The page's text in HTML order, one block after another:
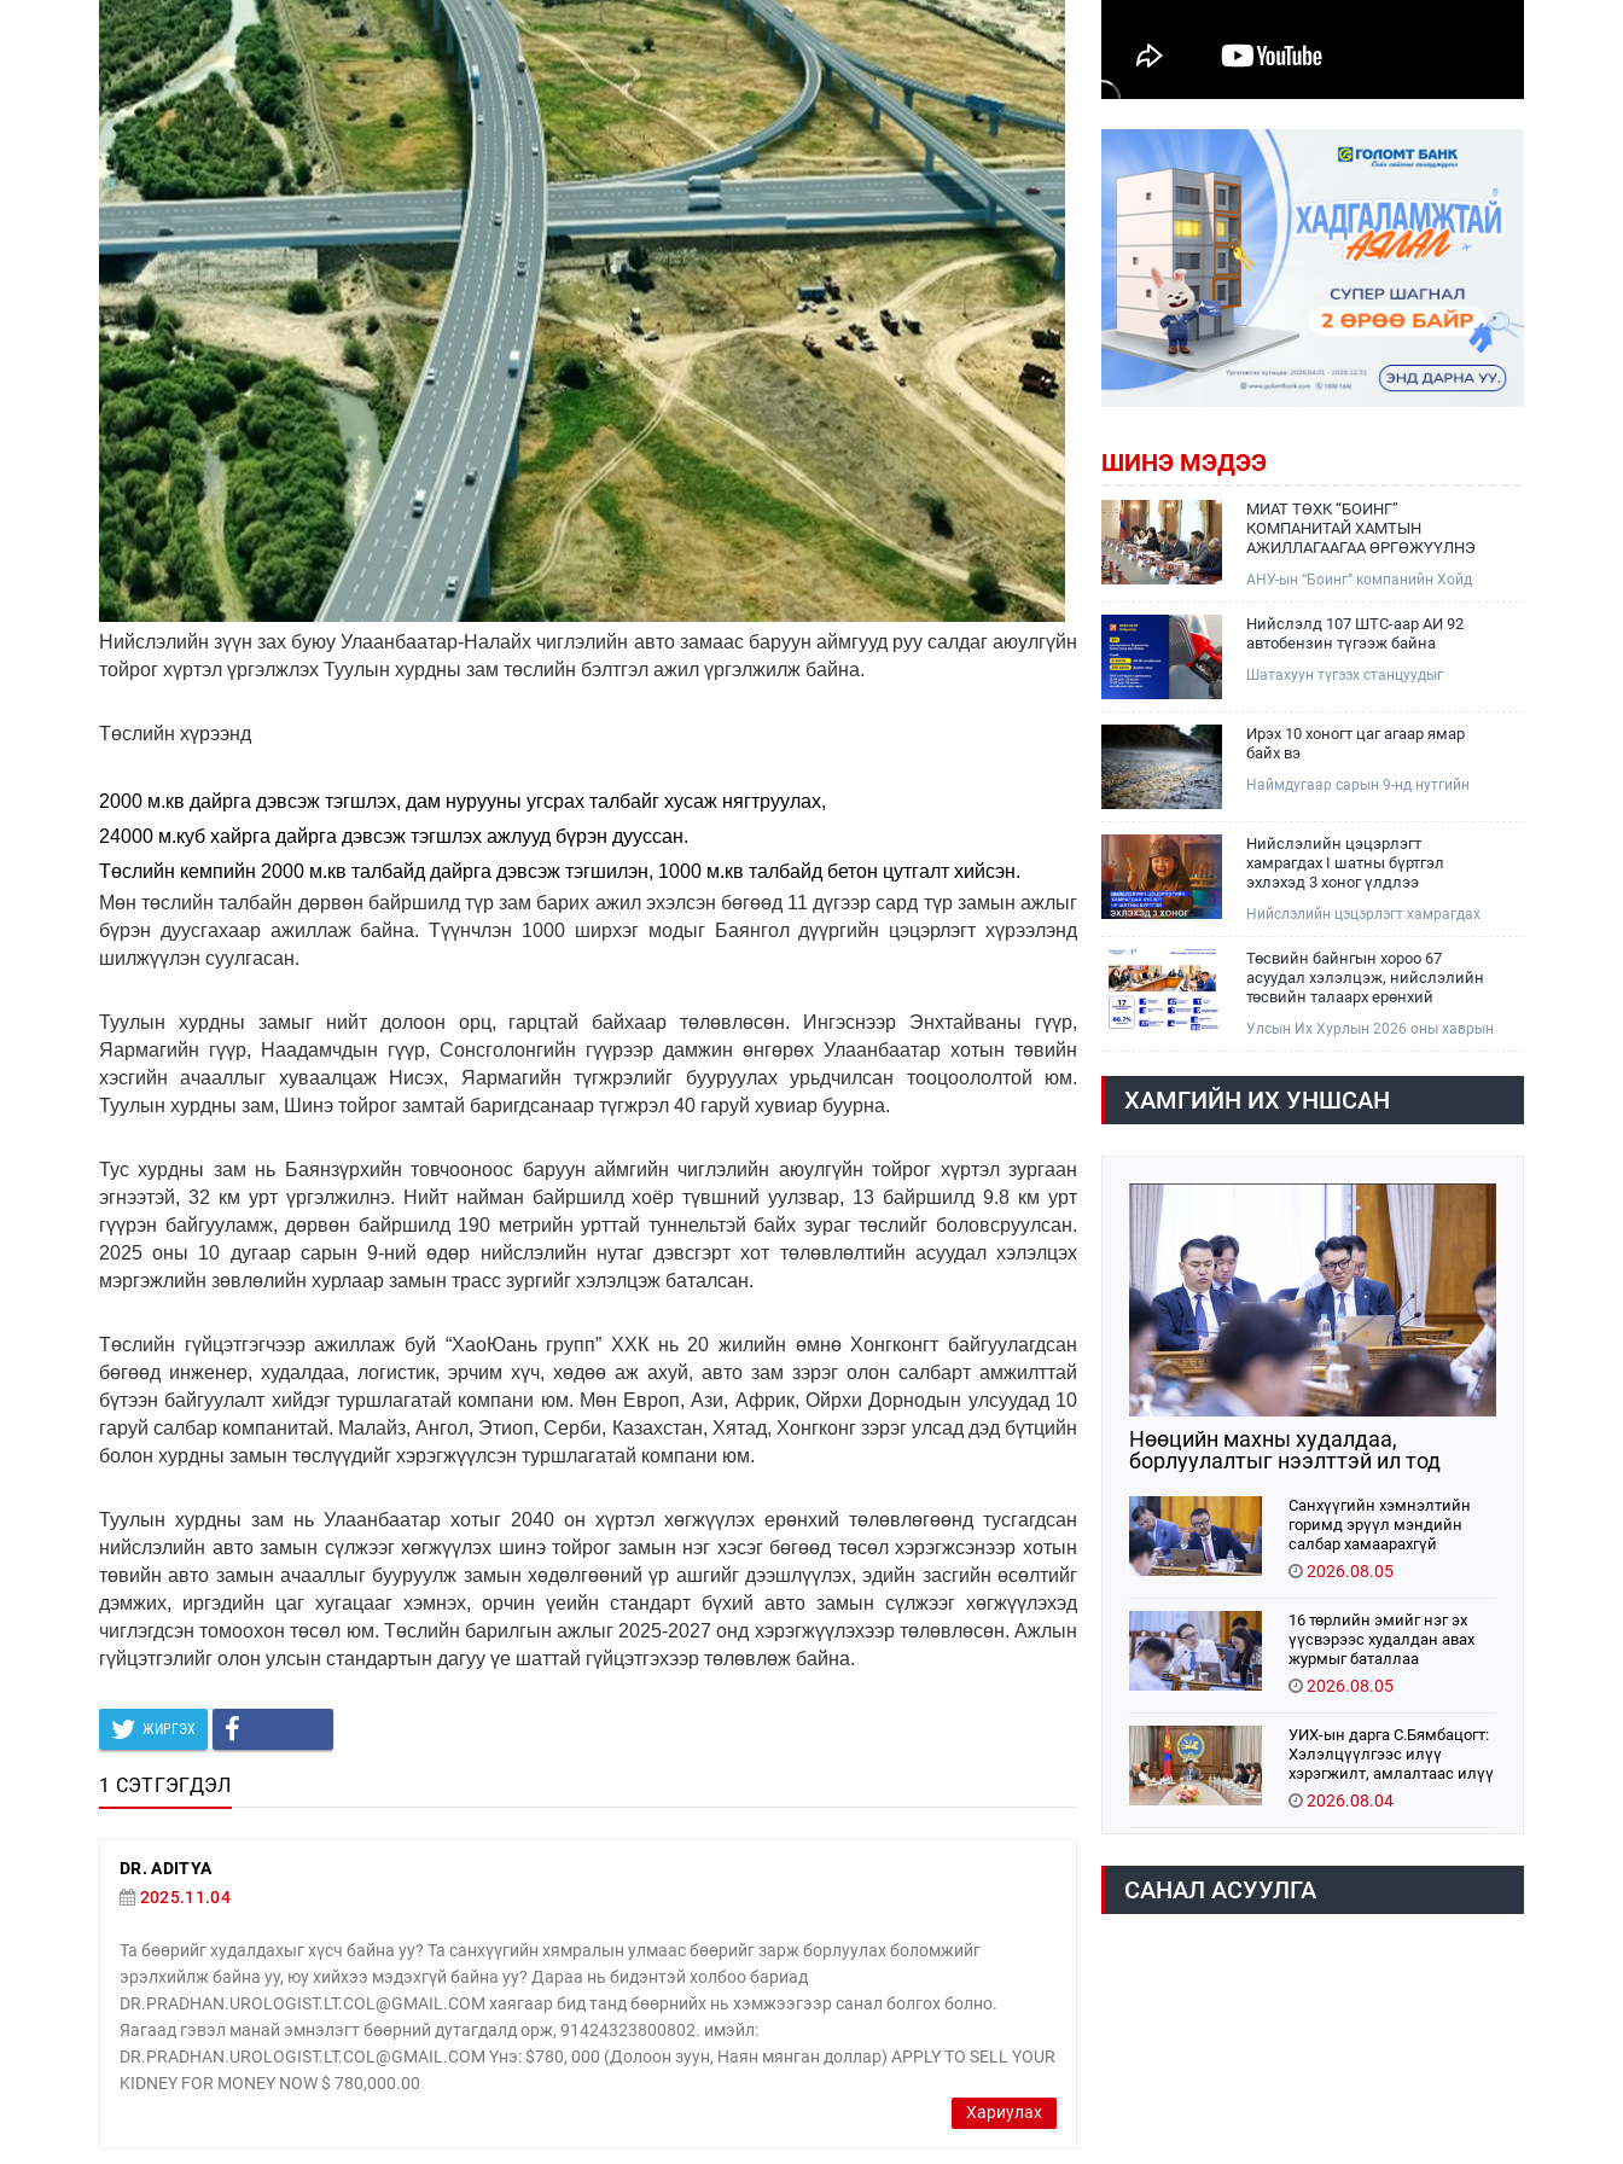
Нийслэлийн зүүн зах буюу Улаанбаатар-Налайх чиглэлийн авто замаас баруун аймгууд руу салдаг аюулгүйн
тойрог хүртэл үргэлжлэх Туулын хурдны зам төслийн бэлтгэл ажил үргэлжилж байна.
Төслийн хүрээнд
2000 м.кв дайрга дэвсэж тэгшлэх, дам нурууны угсрах талбайг хусаж нягтруулах,
24000 м.куб хайрга дайрга дэвсэж тэгшлэх ажлууд бүрэн дууссан.
Төслийн кемпийн 2000 м.кв талбайд дайрга дэвсэж тэгшилэн, 1000 м.кв талбайд бетон цутгалт хийсэн.
Мөн төслийн талбайн дөрвөн байршилд түр зам барих ажил эхэлсэн бөгөөд 11 дүгээр сард түр замын ажлыг
бүрэн дуусгахаар ажиллаж байна. Түүнчлэн 1000 ширхэг модыг Баянгол дүүргийн цэцэрлэгт хүрээлэнд
шилжүүлэн суулгасан.
Туулын хурдны замыг нийт долоон орц, гарцтай байхаар төлөвлөсөн. Ингэснээр Энхтайваны гүүр,
Яармагийн гүүр, Наадамчдын гүүр, Сонсголонгийн гүүрээр дамжин өнгөрөх Улаанбаатар хотын төвийн
хэсгийн ачааллыг хуваалцаж Нисэх, Яармагийн түгжрэлийг бууруулах урьдчилсан тооцоололтой юм.
Туулын хурдны зам, Шинэ тойрог замтай баригдсанаар түгжрэл 40 гаруй хувиар буурна.
Тус хурдны зам нь Баянзүрхийн товчооноос баруун аймгийн чиглэлийн аюулгүйн тойрог хүртэл зургаан
эгнээтэй, 32 км урт үргэлжилнэ. Нийт найман байршилд хоёр түвшний уулзвар, 13 байршилд 9.8 км урт
гүүрэн байгууламж, дөрвөн байршилд 190 метрийн урттай туннельтэй байх зураг төслийг боловсруулсан.
2025 оны 10 дугаар сарын 9-ний өдөр нийслэлийн нутаг дэвсгэрт хот төлөвлөлтийн асуудал хэлэлцэх
мэргэжлийн зөвлөлийн хурлаар замын трасс зургийг хэлэлцэж баталсан.
Төслийн гүйцэтгэгчээр ажиллаж буй “ХаоЮань групп” ХХК нь 20 жилийн өмнө Хонгконгт байгуулагдсан
бөгөөд инженер, худалдаа, логистик, эрчим хүч, хөдөө аж ахуй, авто зам зэрэг олон салбарт амжилттай
бүтээн байгуулалт хийдэг туршлагатай компани юм. Мөн Европ, Ази, Африк, Ойрхи Дорнодын улсуудад 10
гаруй салбар компанитай. Малайз, Ангол, Этиоп, Серби, Казахстан, Хятад, Хонгконг зэрэг улсад дэд бүтцийн
болон хурдны замын төслүүдийг хэрэгжүүлсэн туршлагатай компани юм.
Туулын хурдны зам нь Улаанбаатар хотыг 2040 он хүртэл хөгжүүлэх ерөнхий төлөвлөгөөнд тусгагдсан
нийслэлийн авто замын сүлжээг хөгжүүлэх шинэ тойрог замын нэг хэсэг бөгөөд төсөл хэрэгжсэнээр хотын
төвийн авто замын ачааллыг бууруулж замын хөдөлгөөний үр ашгийг дээшлүүлэх, эдийн засгийн өсөлтийг
дэмжих, иргэдийн цаг хугацааг хэмнэх, орчин үеийн стандарт бүхий авто замын сүлжээг хөгжүүлэхэд
чиглэгдсэн томоохон төсөл юм. Төслийн барилгын ажлыг 2025-2027 онд хэрэгжүүлэхээр төлөвлөсөн. Ажлын
гүйцэтгэлийг олон улсын стандартын дагуу үе шаттай гүйцэтгэхээр төлөвлөж байна.
ЖИРГЭХ
1 СЭТГЭГДЭЛ
DR. ADITYA
2025.11.04
Та бөөрийг худалдахыг хүсч байна уу? Та санхүүгийн хямралын улмаас бөөрийг зарж борлуулах боломжийг
эрэлхийлж байна уу, юу хийхээ мэдэхгүй байна уу? Дараа нь бидэнтэй холбоо бариад
DR.PRADHAN.UROLOGIST.LT.COL@GMAIL.COM хаягаар бид танд бөөрнийх нь хэмжээгээр санал болгох болно.
Яагаад гэвэл манай эмнэлэгт бөөрний дутагдалд орж, 91424323800802. имэйл:
DR.PRADHAN.UROLOGIST.LT.COL@GMAIL.COM Yнэ: $780, 000 (Долоон зуун, Наян мянган доллар) APPLY TO SELL YOUR
KIDNEY FOR MONEY NOW $ 780,000.00
Хариулах
ШИНЭ МЭДЭЭ
МИАТ ТӨХК “БОИНГ”
КОМПАНИТАЙ ХАМТЫН
АЖИЛЛАГААГАА ӨРГӨЖҮҮЛНЭ
АНУ-ын “Боинг” компанийн Хойд
борлуулалт, маркетингийн асуудал
хариуцсан Дэд ерөнхийлөгч Жэф
Эдвардс тэргүүтэй төлөөлөгчдийг
Зам, тээврийн сайд Б.Дэлгэрсайхан
Нийслэлд 107 ШТС-аар АИ 92
автобензин түгээж байна
Шатахуун түгээх станцуудыг
Ирэх 10 хоногт цаг агаар ямар
байх вэ
Наймдугаар сарын 9-нд нутгийн
хэсгээр ахиухан хэмжээний бороо
орох тул болзошгүй үер, усны
аюулаас анхаарна уу.
Нийслэлийн цэцэрлэгт
хамрагдах I шатны бүртгэл
эхлэхэд 3 хоног үлдлээ
Нийслэлийн цэцэрлэгт хамрагдах
өдрөөс 08 сарын 23-ны өдрийг
дуустал "E-Mongolia" платформоор
дамжуулан цахимаар хүлээн
авна.Хүүхдээ цэцэрлэгт хамруулах
үйлчилгээг авахдаа дараах
Төсвийн байнгын хороо 67
асуудал хэлэлцэж, нийслэлийн
төсвийн талаарх ерөнхий
байгуулсан байна
Улсын Их Хурлын 2026 оны хаврын
мэдүүлсэн хууль, Улсын Их Хурлын
бусад шийдвэрийн төслийг
хэлэлцүүлэх, Улсын Их Хурлын
хяналтыг хэрэгжүүлэх, хуульд
тусгайлан заасан асуудлаар Улсын
Их Хурлын тогтоолын төсөл
боловсруулах чиг үүргээ
хэрэгжүүлэн ажиллажээ.
ХАМГИЙН ИХ УНШСАН
Нөөцийн махны худалдаа,
борлуулалтыг нээлттэй ил тод
Санхүүгийн хэмнэлтийн
горимд эрүүл мэндийн
салбар хамаарахгүй
2026.08.05
16 төрлийн эмийг нэг эх
үүсвэрээс худалдан авах
журмыг баталлаа
2026.08.05
УИХ-ын дарга С.Бямбацогт:
Хэлэлцүүлгээс илүү
хэрэгжилт, амлалтаас илүү
бодит үр дүн чухал
2026.08.04
1,439.2 кг үнэт металл
худалдан авлаа
2026.08.05
САНАЛ АСУУЛГА